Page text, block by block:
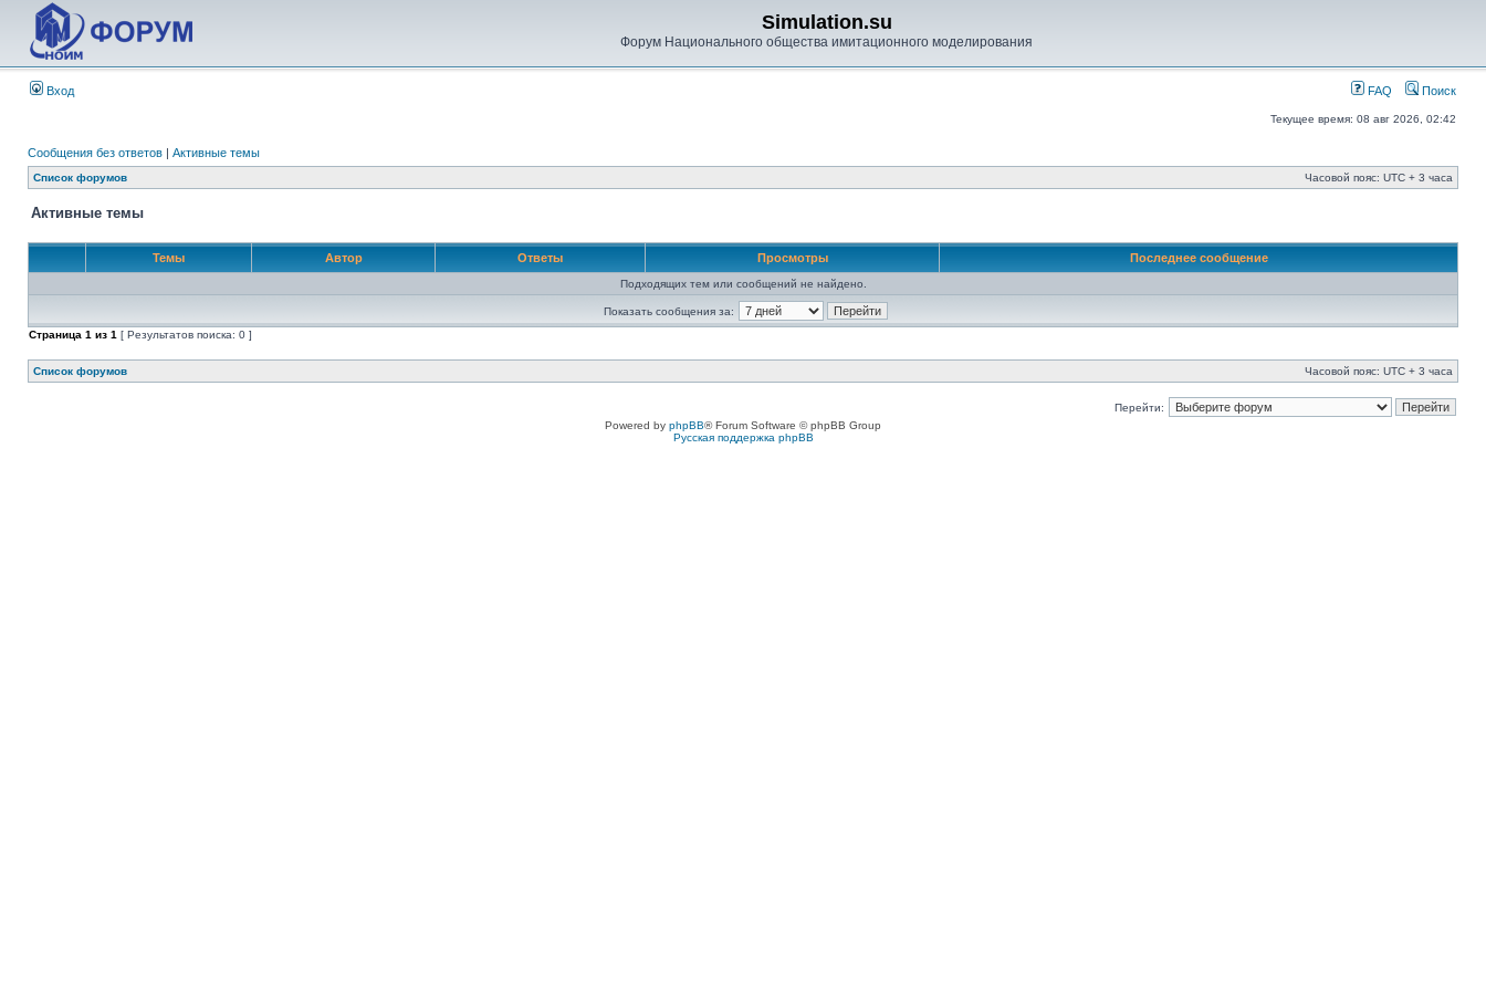
Simulation.su
Форум Национального общества имитационного моделирования
Вход FAQ Поиск
Текущее время: 08 авг 2026, 02:42
Сообщения без ответов | Активные темы
Список форумов Часовой пояс: UTC + 3 часа
Активные темы
Темы Автор Ответы Просмотры Последнее сообщение
Подходящих тем или сообщений не найдено.
Показать сообщения за:
Страница 1 из 1 [ Результатов поиска: 0 ]
Список форумов Часовой пояс: UTC + 3 часа
Перейти:
Powered by phpBB® Forum Software © phpBB Group
Русская поддержка phpBB